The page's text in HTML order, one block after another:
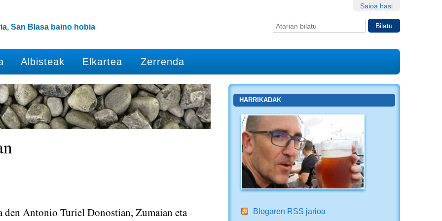
Saioa hasi
Bilatu atarian
San Blasa baino hobia
Albisteak Elkartea Zerrenda
den Antonio Turiel Donostian, Zumaian eta
HARRIKADAK
Blogaren RSS jarioa